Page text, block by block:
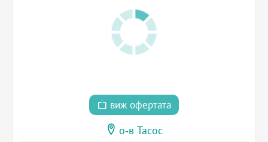
виж офертата
о-в Тасос